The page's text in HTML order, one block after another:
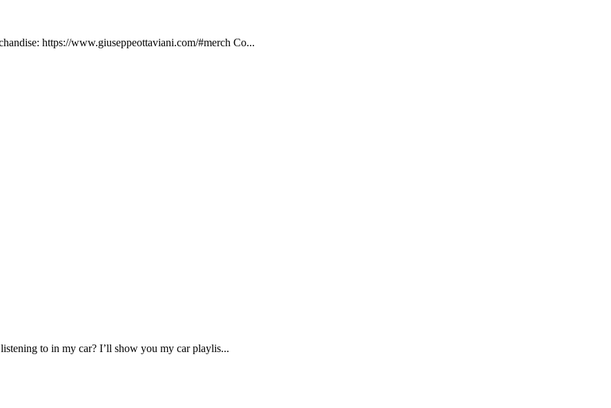
https://www.giuseppeottaviani.com/#merch Co...
to in my car? I’ll show you my car playlis...